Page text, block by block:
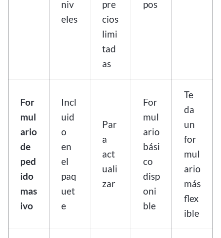
niv
eles
pre
cios
limi
tad
as
pos
For
mul
ario
de
ped
ido
mas
ivo
Incl
uid
o
en
el
paq
uet
e
Par
a
act
uali
zar
For
mul
ario
bási
co
disp
oni
ble
Te
da
un
for
mul
ario
más
flex
ible